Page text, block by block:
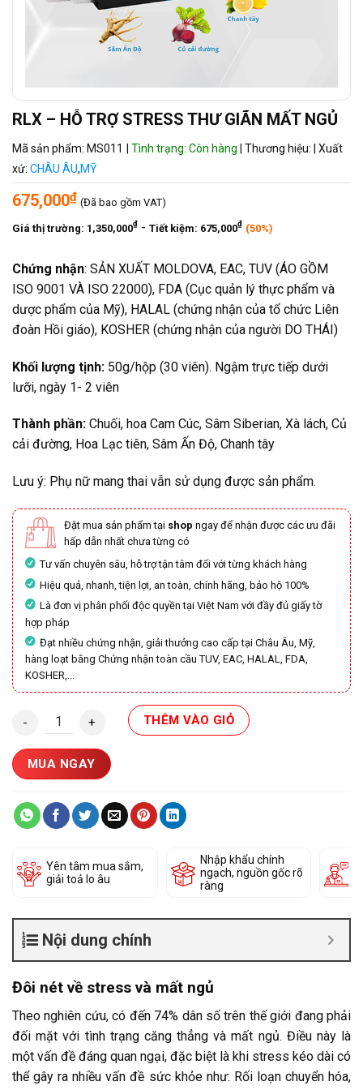
RLX – HỖ TRỢ STRESS THƯ GIÃN MẤT NGỦ
Mã sản phẩm: MS011 Tình trạng: Còn hàng Thương hiệu:
Xuất
xứ: CHÂU ÂU,MỸ
675,000₫ (Đã bao gồm VAT)
Giá thị trường: 1,350,000₫ - Tiết kiệm: 675,000₫ (50%)
Chứng nhận: SẢN XUẤT MOLDOVA, EAC, TUV (ÁO GỒM
ISO 9001 VÀ ISO 22000), FDA (Cục quản lý thực phẩm và
dược phẩm của Mỹ), HALAL (chứng nhận của tổ chức Liên
đoàn Hồi giáo), KOSHER (chứng nhận của người DO THÁI)
Khối lượng tịnh: 50g/hộp (30 viên). Ngậm trực tiếp dưới
lưỡi, ngày 1- 2 viên
Thành phần: Chuối, hoa Cam Cúc, Sâm Siberian, Xà lách, Củ
cải đường, Hoa Lạc tiên, Sâm Ấn Độ, Chanh tây
Lưu ý: Phụ nữ mang thai vẫn sử dụng được sản phẩm.
Đặt mua sản phẩm tại shop ngay để nhận được các ưu đãi
hấp dẫn nhất chưa từng có
Tư vấn chuyên sâu, hỗ trợ tận tâm đối với từng khách hàng
Hiệu quả, nhanh, tiện lợi, an toàn, chính hãng, bảo hộ 100%
Là đơn vị phân phối độc quyền tại Việt Nam với đầy đủ giấy tờ
hợp pháp
Đạt nhiều chứng nhận, giải thưởng cao cấp tại Châu Âu, Mỹ,
hàng loạt bằng Chứng nhận toàn cầu TUV, EAC, HALAL, FDA,
KOSHER,...
RLX - HỖ TRỢ STRESS THƯ GIÃN MẤT NGỦ số lượng
THÊM VÀO GIỎ
MUA NGAY
Yên tâm mua sắm,
giải toả lo âu
Nhập khẩu chính
ngạch, nguồn gốc rõ
ràng
Nội dung chính
Đôi nét về stress và mất ngủ
Theo nghiên cứu, có đến 74% dân số trên thế giới đang phải
đối mặt với tình trạng căng thẳng và mất ngủ. Điều này là
một vấn đề đáng quan ngại, đặc biệt là khi stress kéo dài có
thể gây ra nhiều vấn đề sức khỏe như: Rối loạn chuyển hóa,